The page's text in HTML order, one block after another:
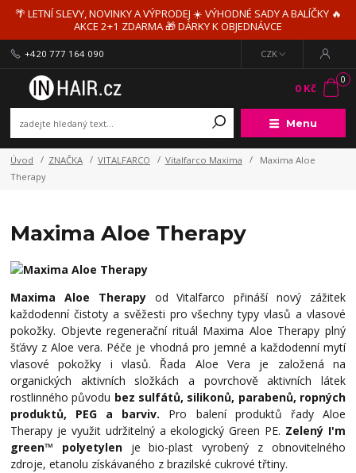
🌴 LETNÍ SLEVY, NOVINKY A VÝPRODEJ ☀️ VÝHODNÉ SADY A BALÍČKY 🔥
AKCE 2+1 ZDARMA 🎁 DÁRKY K OBJEDNÁVCE
Menu
CZK
+420 777 164 090
0
0 Kč
Úvod ZNAČKA VITALFARCO Vitalfarco Maxima
Maxima Aloe
Therapy
Maxima Aloe Therapy
Maxima Aloe Therapy od Vitalfarco přináší nový zážitek
každodenní čistoty a svěžesti pro všechny typy vlasů a vlasové
pokožky. Objevte regenerační rituál Maxima Aloe Therapy plný
šťávy z Aloe vera. Péče je vhodná pro jemné a každodenní mytí
vlasové pokožky i vlasů. Řada Aloe Vera je založená na
organických aktivních složkách a povrchově aktivních látek
rostlinného původu bez sulfátů, silikonů, parabenů, ropných
produktů, PEG a barviv. Pro balení produktů řady Aloe
Therapy je využit udržitelný a ekologický Green PE. Zelený I'm
green™ polyetylen je bio-plast vyrobený z obnovitelného
zdroje, etanolu získávaného z brazilské cukrové třtiny.